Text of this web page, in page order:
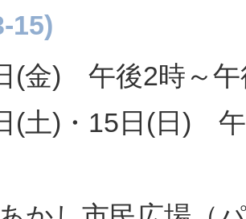
15)
(金) 午後2時～午
(土)・15日(日)